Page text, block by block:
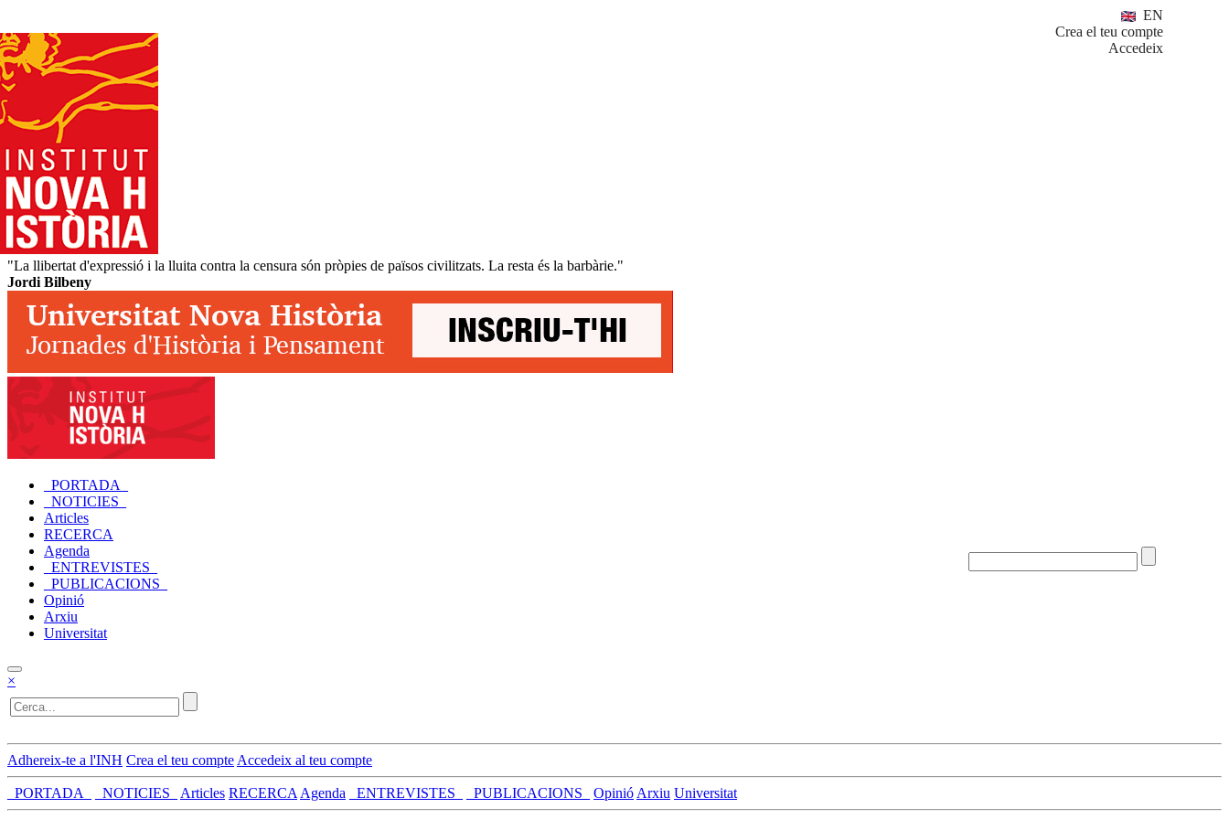
EN
Crea el teu compte
Accedeix
"La llibertat d'expressió i la lluita contra la censura són pròpies de països civilitzats. La resta és la barbàrie."
Jordi Bilbeny
_PORTADA_
_NOTICIES_
Articles
RECERCA
Agenda
_ENTREVISTES_
_PUBLICACIONS_
Opinió
Arxiu
Universitat
×
Adhereix-te a l'INH Crea el teu compte Accedeix al teu compte
_PORTADA_ _NOTICIES_ Articles RECERCA Agenda _ENTREVISTES_ _PUBLICACIONS_ Opinió Arxiu Universitat